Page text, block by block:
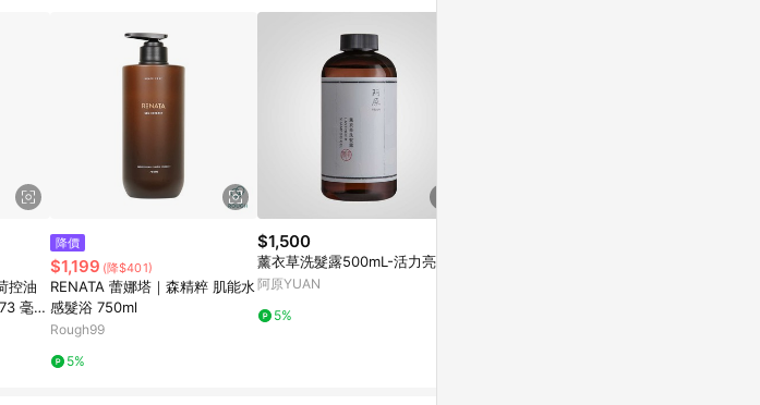
控油
毫
降價
$1,199 (降$401)
RENATA 蕾娜塔｜森精粹 肌能水
感髮浴 750ml
Rough99
5%
$1,500
薰衣草洗髮露500mL-活力亮澤
阿原YUAN
5%